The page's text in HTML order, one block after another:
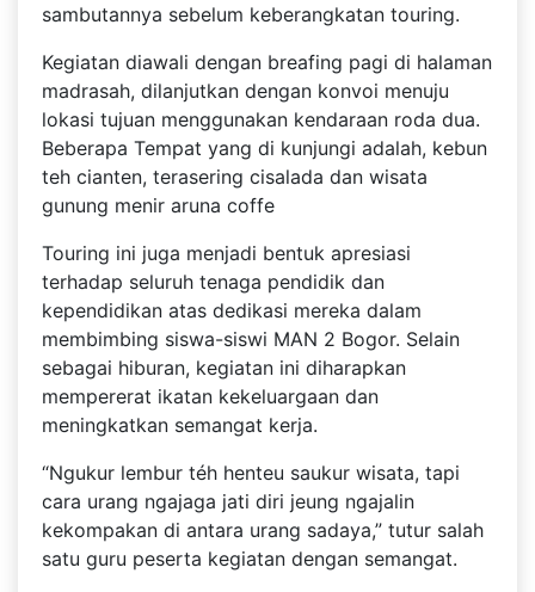
sambutannya sebelum keberangkatan touring.
Kegiatan diawali dengan breafing pagi di halaman
madrasah, dilanjutkan dengan konvoi menuju
lokasi tujuan menggunakan kendaraan roda dua.
Beberapa Tempat yang di kunjungi adalah, kebun
teh cianten, terasering cisalada dan wisata
gunung menir aruna coffe
Touring ini juga menjadi bentuk apresiasi
terhadap seluruh tenaga pendidik dan
kependidikan atas dedikasi mereka dalam
membimbing siswa-siswi MAN 2 Bogor. Selain
sebagai hiburan, kegiatan ini diharapkan
mempererat ikatan kekeluargaan dan
meningkatkan semangat kerja.
“Ngukur lembur téh henteu saukur wisata, tapi
cara urang ngajaga jati diri jeung ngajalin
kekompakan di antara urang sadaya,” tutur salah
satu guru peserta kegiatan dengan semangat.